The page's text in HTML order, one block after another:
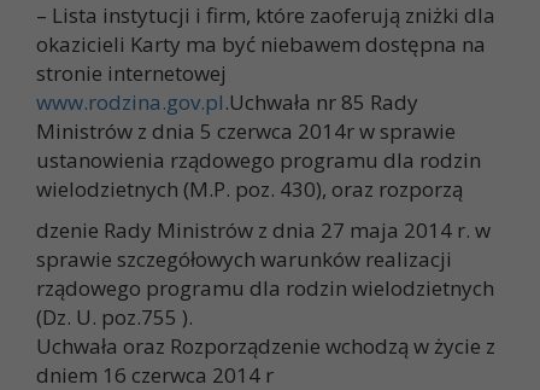
– Lista instytucji i firm, które zaoferują zniżki dla
okazicieli Karty ma być niebawem dostępna na
stronie internetowej
www.rodzina.gov.pl.Uchwała nr 85 Rady
Ministrów z dnia 5 czerwca 2014r w sprawie
ustanowienia rządowego programu dla rodzin
wielodzietnych (M.P. poz. 430), oraz rozporzą
dzenie Rady Ministrów z dnia 27 maja 2014 r. w
sprawie szczegółowych warunków realizacji
rządowego programu dla rodzin wielodzietnych
(Dz. U. poz.755 ).
Uchwała oraz Rozporządzenie wchodzą w życie z
dniem 16 czerwca 2014 r